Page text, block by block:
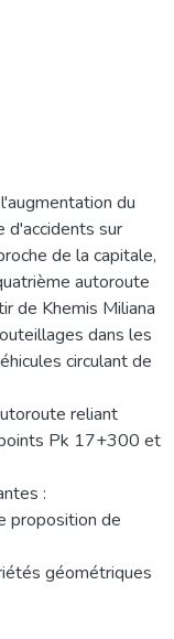
du
d'accidents sur
de la capitale,
autoroute
de Khemis Miliana
dans les
circulant de
reliant
Pk 17+300 et
:
proposition de
géométriques